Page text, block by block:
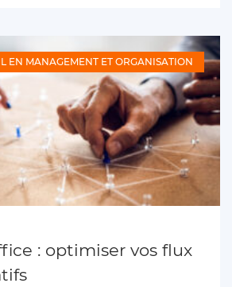
EN MANAGEMENT ET ORGANISATION
: optimiser vos flux